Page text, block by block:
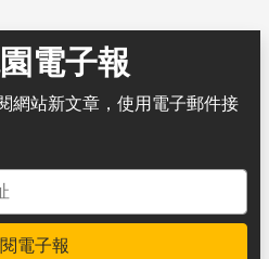
電子報
網站新文章，使用電子郵件接
電子報